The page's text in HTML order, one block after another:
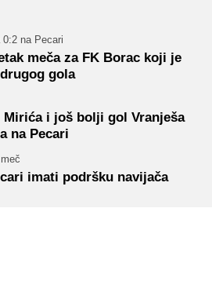
na Pecari
meča za FK Borac koji je
gola
Mirića i još bolji gol Vranješa
na Pecari
imati podršku navijača